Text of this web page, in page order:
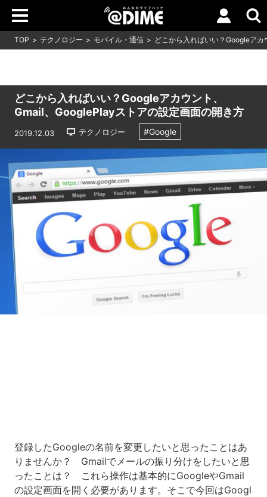
TOP テクノロジー モバイル・通信 どこから入ればいい？Googleア
どこから入ればいい？Googleアカウント、
Gmail、GooglePlayストアの設定画面の開き方
2019.12.03 テクノロジー #Google
登録したGoogleの名前を変更したいと思ったことはあ
りませんか？ Gmailでメールの振り分けをしたいと思
ったことは？ これら操作は基本的にGoogleやGmail
の設定画面を開く必要があります。そこで今回はGoogl